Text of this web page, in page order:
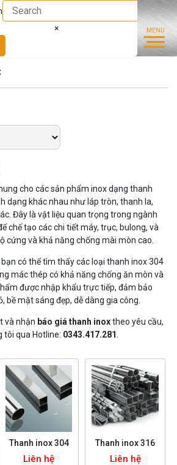
×
cho các sản phẩm inox dạng thanh
dạng khác nhau như láp tròn, thanh la,
Đây là vật liệu quan trọng trong ngành
chế tạo các chi tiết máy, trục, bulong, và
cứng và khả năng chống mài mòn cao.
bạn có thể tìm thấy các loại thanh inox 304
mác thép có khả năng chống ăn mòn và
được nhập khẩu trực tiếp, đảm bảo
bề mặt sáng đẹp, dễ dàng gia công.
và nhận báo giá thanh inoxtheo yêu cầu,
tôi qua Hotline: 0343.417.281
Thanh inox 304
Liên hệ
Thanh inox 316
Liên hệ